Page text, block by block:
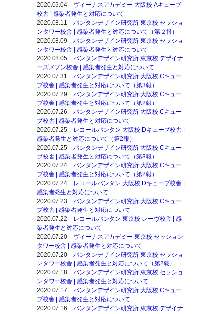
2020.09.04 ヴィーナスアカデミー 大阪校 Aキューブ
校舎 | 感染者発生と対応について
2020.08.11 バンタンデザイン研究所 東京校 セッショ
ンタワー校舎 | 感染者発生と対応について（第２報）
2020.08.09 バンタンデザイン研究所 東京校 セッショ
ンタワー校舎 | 感染者発生と対応について
2020.08.05 バンタンデザイン研究所 東京校 デザイナ
ーズメゾン校舎 | 感染者発生と対応について
2020.07.31 バンタンデザイン研究所 大阪校 Cキュー
ブ校舎 | 感染者発生と対応について（第3報）
2020.07.29 バンタンデザイン研究所 大阪校 Cキュー
ブ校舎 | 感染者発生と対応について（第2報）
2020.07.26 バンタンデザイン研究所 大阪校 Cキュー
ブ校舎 | 感染者発生と対応について
2020.07.25 レコールバンタン 大阪校 Dキューブ校舎 |
感染者発生と対応について（第2報）
2020.07.25 バンタンデザイン研究所 大阪校 Cキュー
ブ校舎 | 感染者発生と対応について（第3報）
2020.07.24 バンタンデザイン研究所 大阪校 Cキュー
ブ校舎 | 感染者発生と対応について（第2報）
2020.07.24 レコールバンタン 大阪校 Dキューブ校舎 |
感染者発生と対応について
2020.07.23 バンタンデザイン研究所 大阪校 Cキュー
ブ校舎 | 感染者発生と対応について
2020.07.22 レコールバンタン 東京校 レーヴ校舎 | 感
染者発生と対応について
2020.07.20 ヴィーナスアカデミー 東京校 セッション
タワー校舎 | 感染者発生と対応について
2020.07.20 バンタンデザイン研究所 東京校 セッショ
ンタワー校舎 | 感染者発生と対応について（第2報）
2020.07.18 バンタンデザイン研究所 東京校 セッショ
ンタワー校舎 | 感染者発生と対応について
2020.07.17 バンタンデザイン研究所 大阪校 Cキュー
ブ校舎 | 感染者発生と対応について
2020.07.16 バンタンデザイン研究所 東京校 デザイナ